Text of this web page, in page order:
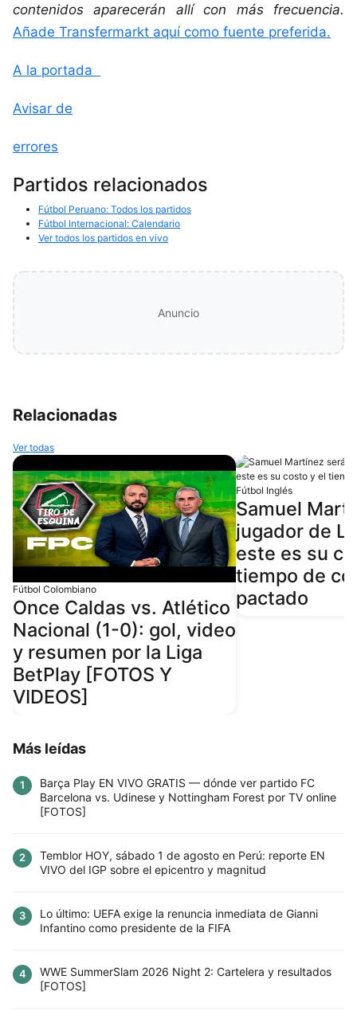
contenidos aparecerán allí con más frecuencia.
Añade Transfermarkt aquí como fuente preferida.
A la portada
Avisar de
errores
Partidos relacionados
Fútbol Peruano: Todos los partidos
Fútbol Internacional: Calendario
Ver todos los partidos en vivo
Anuncio
Relacionadas
Ver todas
Fútbol Colombiano
Once Caldas vs. Atlético
Nacional (1-0): gol, video
y resumen por la Liga
BetPlay [FOTOS Y
VIDEOS]
Fútbol Inglés
Samuel
jugador de
este es su
tiempo de
pactado
Más leídas
1
Barça Play EN VIVO GRATIS — dónde ver partido FC
Barcelona vs. Udinese y Nottingham Forest por TV online
[FOTOS]
2
Temblor HOY, sábado 1 de agosto en Perú: reporte EN
VIVO del IGP sobre el epicentro y magnitud
3
Lo último: UEFA exige la renuncia inmediata de Gianni
Infantino como presidente de la FIFA
4
WWE SummerSlam 2026 Night 2: Cartelera y resultados
[FOTOS]